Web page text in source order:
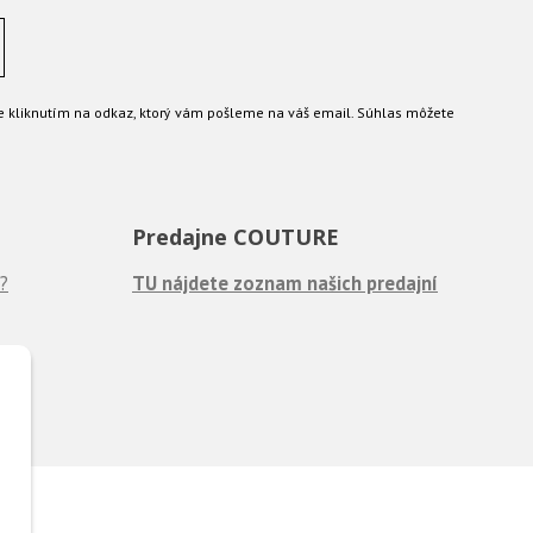
na odkaz, ktorý vám pošleme na váš email. Súhlas môžete
Predajne COUTURE
TU nájdete zoznam našich predajní